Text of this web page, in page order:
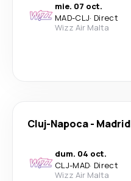
mie. 07 oct.
MAD-CLJ· Direct
Wizz Air Malta
Cluj-Napoca- Madrid
dum. 04 oct.
CLJ-MAD· Direct
Wizz Air Malta